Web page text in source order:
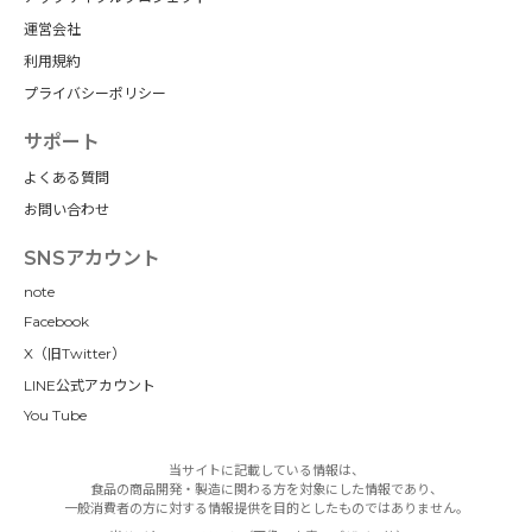
運営会社
利用規約
プライバシーポリシー
サポート
よくある質問
お問い合わせ
SNSアカウント
note
Facebook
X（旧Twitter）
LINE公式アカウント
You Tube
当サイトに記載している情報は、
食品の商品開発・製造に関わる方を対象にした情報であり、
一般消費者の方に対する情報提供を目的としたものではありません。